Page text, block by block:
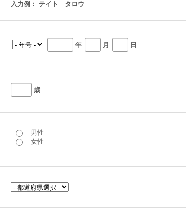
入力例： テイト タロウ
年 月 日
歳
男性
女性